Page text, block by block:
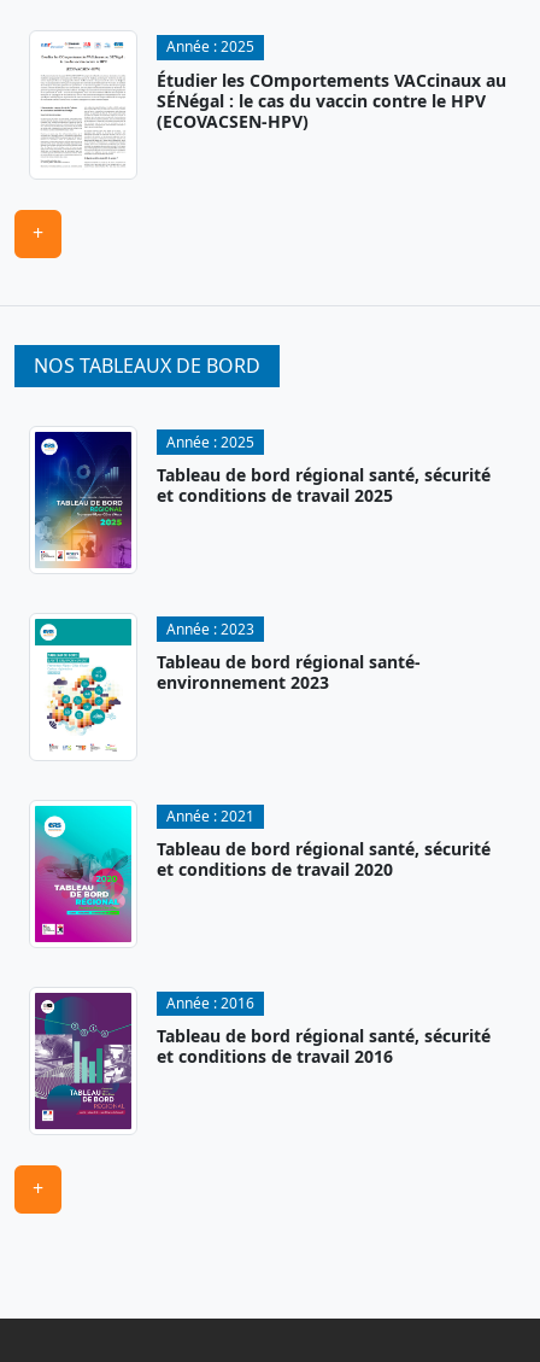
Année :2025
Étudier les COmportements VACcinaux au
SÉNégal : le cas du vaccin contre le HPV
(ECOVACSEN-HPV)
+
NOS TABLEAUX DE BORD
Année :2025
Tableau de bord régional santé, sécurité
et conditions de travail 2025
Année :2023
Tableau de bord régional santé-
environnement 2023
Année :2021
Tableau de bord régional santé, sécurité
et conditions de travail 2020
Année :2016
Tableau de bord régional santé, sécurité
et conditions de travail 2016
+